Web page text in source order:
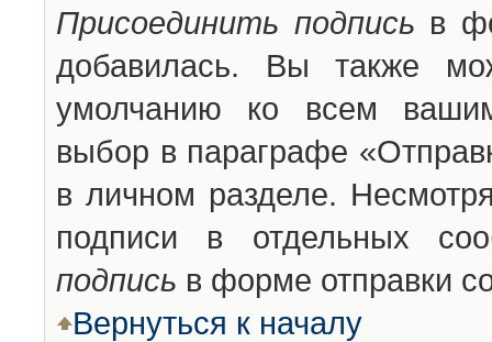
Присоединить подпись в
добавилась. Вы также
умолчанию ко всем
выбор в параграфе
в личном разделе.
подписи в отдельных
подпись в форме отправки
Вернуться к началу